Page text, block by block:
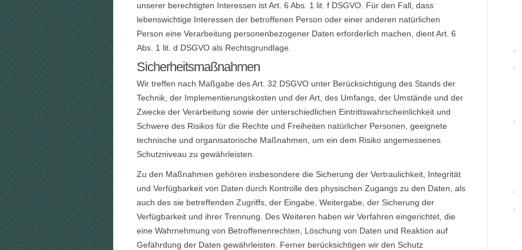
unserer berechtigten Interessen ist Art. 6 Abs. 1 lit. f DSGVO. Für den Fall, dass
lebenswichtige Interessen der betroffenen Person oder einer anderen natürlichen
Person eine Verarbeitung personenbezogener Daten erforderlich machen, dient Art. 6
Abs. 1 lit. d DSGVO als Rechtsgrundlage.
Sicherheitsmaßnahmen
Wir treffen nach Maßgabe des Art. 32 DSGVO unter Berücksichtigung des Stands der
Technik, der Implementierungskosten und der Art, des Umfangs, der Umstände und der
Zwecke der Verarbeitung sowie der unterschiedlichen Eintrittswahrscheinlichkeit und
Schwere des Risikos für die Rechte und Freiheiten natürlicher Personen, geeignete
technische und organisatorische Maßnahmen, um ein dem Risiko angemessenes
Schutzniveau zu gewährleisten.
Zu den Maßnahmen gehören insbesondere die Sicherung der Vertraulichkeit, Integrität
und Verfügbarkeit von Daten durch Kontrolle des physischen Zugangs zu den Daten, als
auch des sie betreffenden Zugriffs, der Eingabe, Weitergabe, der Sicherung der
Verfügbarkeit und ihrer Trennung. Des Weiteren haben wir Verfahren eingerichtet, die
eine Wahrnehmung von Betroffenenrechten, Löschung von Daten und Reaktion auf
Gefährdung der Daten gewährleisten. Ferner berücksichtigen wir den Schutz